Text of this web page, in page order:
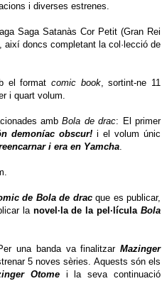
i diverses estrenes.
Saga Satanàs Cor Petit (Gran Rei
doncs completant la col·lecció de
el formatcomic book, sortint-ne 11
i quart volum.
ambBola de drac: El primer
demoníac obscur! i el volum únic
i era en Yamcha.
de Bola de dracque es publicar,
lanovel·la de la pel·lículaBola
una banda va finalitzarMazinger
5 noves sèries. Aquests són els
Otomei la seva continuació